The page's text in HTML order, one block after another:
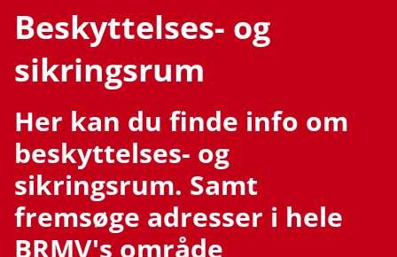
Beskyttelses- og
sikringsrum
Her kan du finde info om
beskyttelses- og
sikringsrum. Samt
fremsøge adresser i hele
BRMV's område